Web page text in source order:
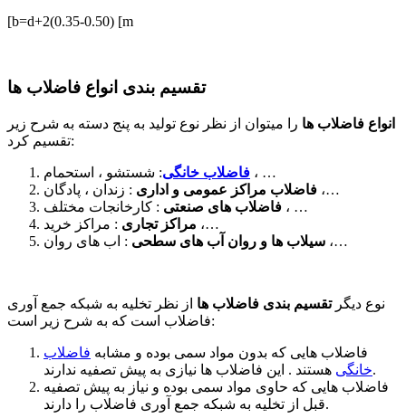
[b=d+2(0.35-0.50) [m
ﺗﻘﺴﯿﻢ ﺑﻨﺪی اﻧﻮاع ﻓﺎﺿﻼب ﻫﺎ
اﻧﻮاع ﻓﺎﺿﻼب ﻫﺎ را ﻣﯿﺘﻮان از ﻧﻈﺮ ﻧﻮع ﺗﻮﻟﯿﺪ ﺑﻪ ﭘﻨﺞ دﺳﺘﻪ ﺑﻪ ﺷﺮح زﯾﺮ
ﺗﻘﺴﯿﻢ ﮐﺮد:
ﻓﺎﺿﻼب ﺧﺎﻧﮕﯽ : ﺷﺴﺘﺸﻮ ، اﺳﺘﺤﻤﺎم ، …
ﻓﺎﺿﻼب ﻣﺮاﮐﺰ ﻋﻤﻮﻣﯽ و اداری : زﻧﺪان ، ﭘﺎدﮔﺎن ،…
ﻓﺎﺿﻼب ﻫﺎی ﺻﻨﻌﺘﯽ : ﮐﺎرﺧﺎﻧﺠﺎت ﻣﺨﺘﻠﻒ ، …
ﻣﺮاﮐﺰ ﺗﺠﺎری : ﻣﺮاﮐﺰ ﺧﺮﯾﺪ ،…
ﺳﯿﻼب ﻫﺎ و روان آب ﻫﺎی ﺳﻄﺤﯽ : اب ﻫﺎی روان ،…
ﻧﻮع دﯾﮕﺮﺗﻘﺴﯿﻢ ﺑﻨﺪی ﻓﺎﺿﻼب ﻫﺎ از ﻧﻈﺮ ﺗﺨﻠﯿﻪ ﺑﻪ ﺷﺒﮑﻪ ﺟﻤﻊ آوری
ﻓﺎﺿﻼب اﺳﺖ ﮐﻪ ﺑﻪ ﺷﺮح زﯾﺮ اﺳﺖ:
ﻓﺎﺿﻼب ﻫﺎﯾﯽ ﮐﻪ ﺑﺪون ﻣﻮاد ﺳﻤﯽ ﺑﻮده و ﻣﺸﺎﺑﻪ ﻓﺎﺿﻼب
ﺧﺎﻧﮕﯽﻫﺴﺘﻨﺪ . اﯾﻦ ﻓﺎﺿﻼب ﻫﺎ ﻧﯿﺎزی ﺑﻪ ﭘﯿﺶ ﺗﺼﻔﯿﻪ ﻧﺪارﻧﺪ.
ﻓﺎﺿﻼب ﻫﺎﯾﯽ ﮐﻪ ﺣﺎوی ﻣﻮاد ﺳﻤﯽ ﺑﻮده و ﻧﯿﺎز ﺑﻪ ﭘﯿﺶ ﺗﺼﻔﯿﻪ
ﻗﺒﻞ از ﺗﺨﻠﯿﻪ ﺑﻪ ﺷﺒﮑﻪ ﺟﻤﻊ آوری ﻓﺎﺿﻼب را دارﻧﺪ.